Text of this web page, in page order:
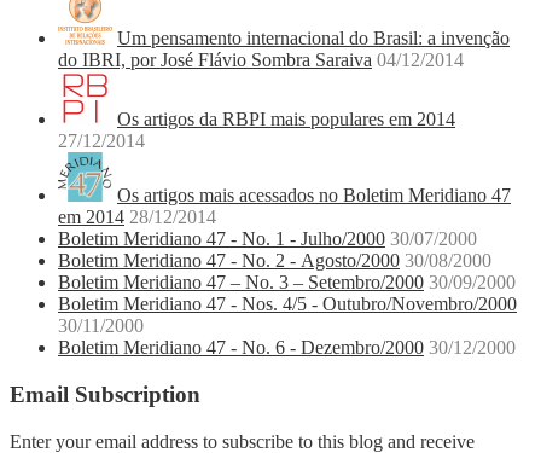
Um pensamento internacional do Brasil: a invenção
do IBRI, por José Flávio Sombra Saraiva 04/12/2014
Os artigos da RBPI mais populares em 2014
27/12/2014
Os artigos mais acessados no Boletim Meridiano 47
em 2014 28/12/2014
Boletim Meridiano 47 - No. 1 - Julho/2000 30/07/2000
Boletim Meridiano 47 - No. 2 - Agosto/2000 30/08/2000
Boletim Meridiano 47 – No. 3 – Setembro/2000 30/09/2000
Boletim Meridiano 47 - Nos. 4/5 - Outubro/Novembro/2000
30/11/2000
Boletim Meridiano 47 - No. 6 - Dezembro/2000 30/12/2000
Email Subscription
Enter your email address to subscribe to this blog and receive